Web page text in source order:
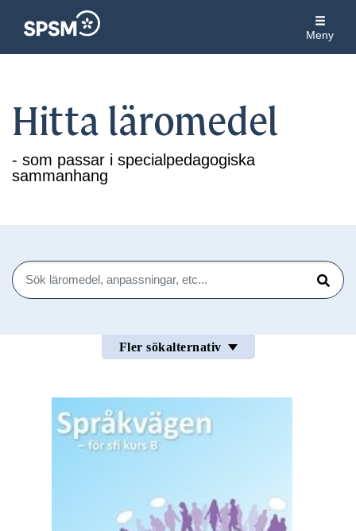
Meny
Hitta läromedel
- som passar i specialpedagogiska
sammanhang
Sök
Sök
Fler sökalternativ